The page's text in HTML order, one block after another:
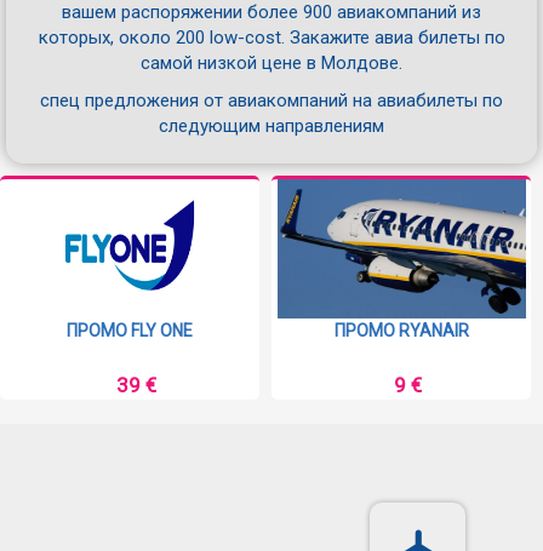
вашем распоряжении более 900 авиакомпаний из
которых, около 200 low-cost. Закажите авиа билеты по
самой низкой цене в Молдове.
спец предложения от авиакомпаний на авиабилеты по
следующим направлениям
ПРОМО HISKY
60 €
ПРОМО LOT POLISH
115 €